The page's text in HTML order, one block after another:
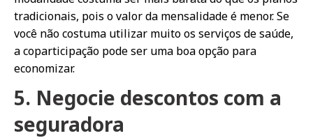
tradicionais, pois o valor da mensalidade é menor. Se
você não costuma utilizar muito os serviços de saúde,
a coparticipação pode ser uma boa opção para
economizar.
5. Negocie descontos com a
seguradora